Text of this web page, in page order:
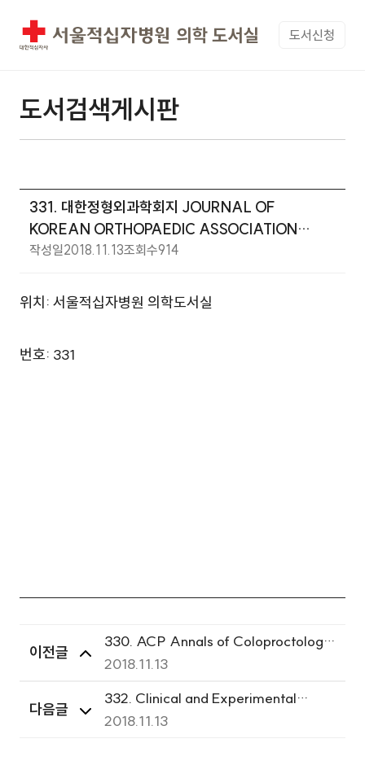
도서신청
도서검색게시판
331. 대한정형외과학회지 JOURNAL OF
KOREAN ORTHOPAEDIC ASSOCIATION
작성일2018.11.13조회수914
위치: 서울적십자병원 의학도서실
번호: 331
이전글
330. ACP Annals of Coloproctology
2018.11.13
다음글
332. Clinical and Experimental
Otorhinolaryngology 2020/August
2018.11.13